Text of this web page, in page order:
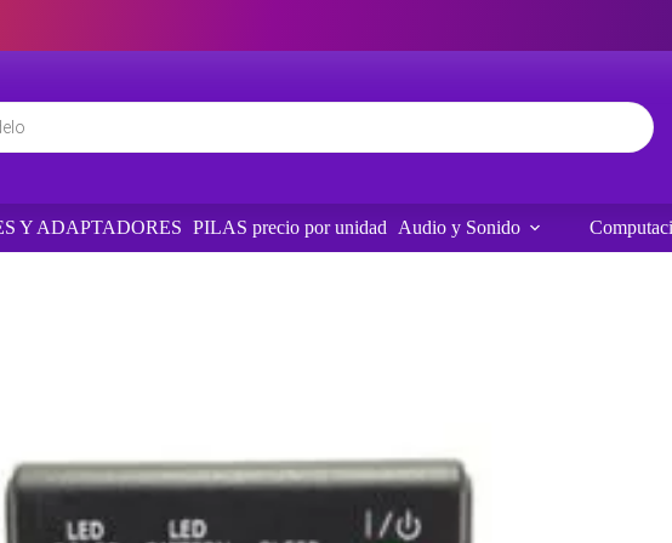
Y ADAPTADORES PILAS precio por unidad Audio y Sonido